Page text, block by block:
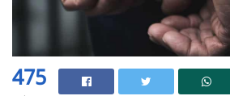
475